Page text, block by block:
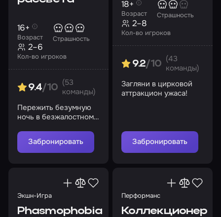
Возраст
16+
Страшность
Кол-во игроков
2–6
9.4/10
(53
команды)
Пережить безумную
ночь в безжалостном
Забронировать
Возраст
18+
Страшность
Кол-во игроков
2–8
9.2/10
(43
команды)
Загляни в цирковой
аттракцион ужаса!
Забронировать
Экшн-Игра
Phasmophobia
Перформанс
Коллекционер